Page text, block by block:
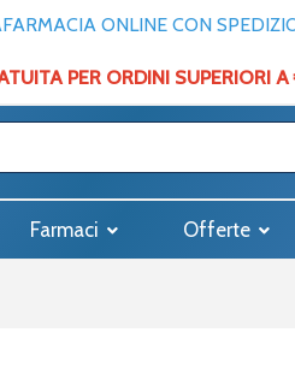
ONLINE CON
PER ORDINI SUPERIORI
Farmaci Offerte